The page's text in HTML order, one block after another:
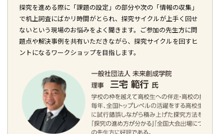
探究を進める際に「課題の設定」の部分や次の「情報の収集」
で机上詞査にばかリ時間がとられ、探究サイクルが上手く回せ
ないという現場のお悩みをよく聞きます。ご参加の先生方に問
題点や解決事例を共有いただきながら、探究サイクルを回すヒ
ントになるワークショップを目指します。